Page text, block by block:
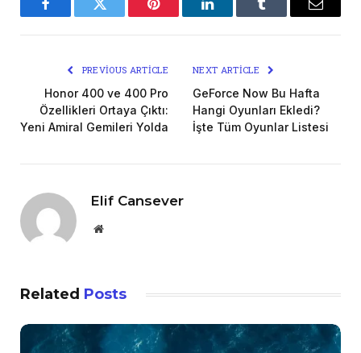
FacebookTwitter Pinterest LinkedInTumblr Email
PREVIOUS ARTICLE
Honor 400 ve 400 Pro
Özellikleri Ortaya Çıktı:
Yeni Amiral Gemileri Yolda
NEXT ARTICLE
GeForce Now Bu Hafta
Hangi Oyunları Ekledi?
İşte Tüm Oyunlar Listesi
Elif Cansever
Website
Related Posts